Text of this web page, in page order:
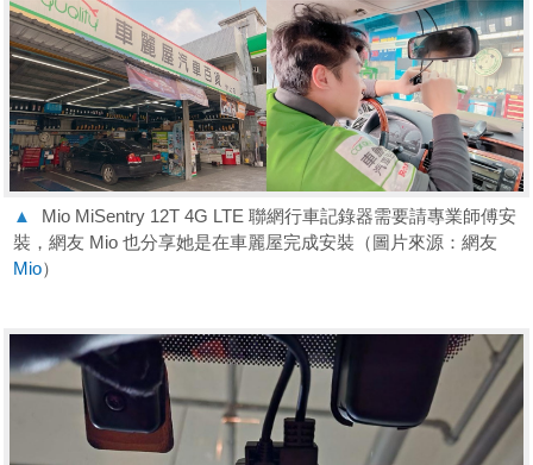
▲
Mio MiSentry 12T 4G LTE 聯網行車記錄器需要請專業師傅安
裝，網友 Mio 也分享她是在車麗屋完成安裝（圖片來源：網友
Mio）